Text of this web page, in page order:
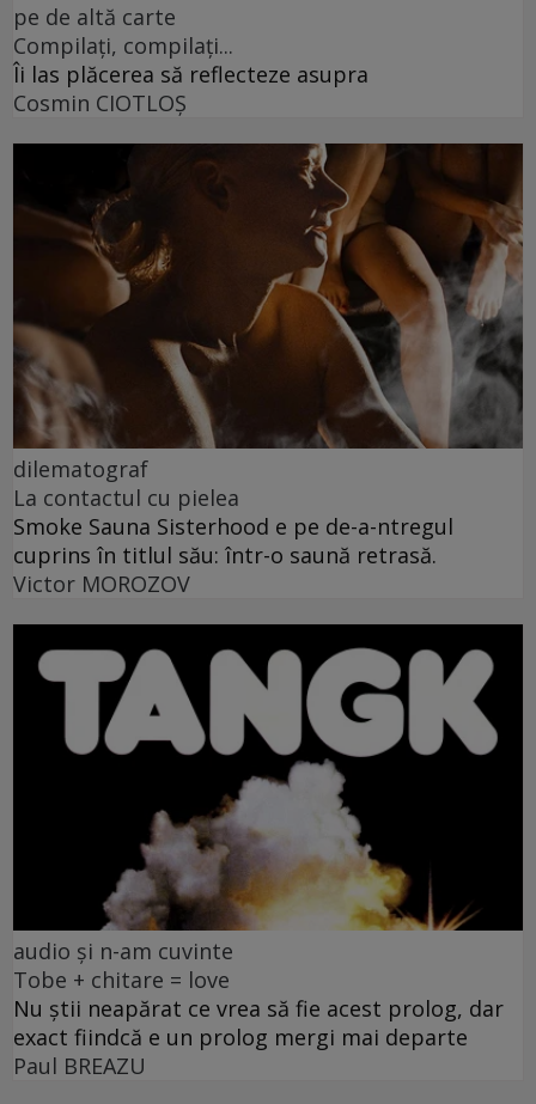
pe de altă carte
Compilați, compilați...
Îi las plăcerea să reflecteze asupra
Cosmin CIOTLOŞ
dilematograf
La contactul cu pielea
Smoke Sauna Sisterhood e pe de-a-ntregul
cuprins în titlul său: într-o saună retrasă.
Victor MOROZOV
audio și n-am cuvinte
Tobe + chitare = love
Nu știi neapărat ce vrea să fie acest prolog, dar
exact fiindcă e un prolog mergi mai departe
Paul BREAZU